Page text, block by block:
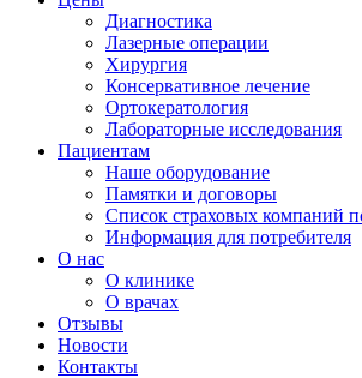
Диагностика
Лазерные операции
Хирургия
Консервативное лечение
Ортокератология
Лабораторные исследования
Пациентам
Наше оборудование
Памятки и договоры
Список страховых компаний
Информация для потребителя
О нас
О клинике
О врачах
Отзывы
Новости
Контакты